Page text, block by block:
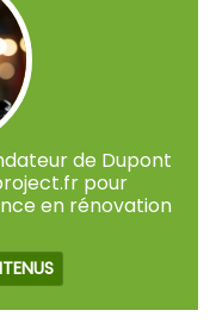
de Dupont
pour
en rénovation